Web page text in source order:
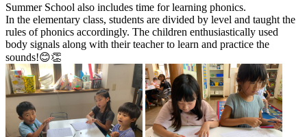
Summer School also includes time for learning phonics.
In the elementary class, students are divided by level and taught the
rules of phonics accordingly. The children enthusiastically used
body signals along with their teacher to learn and practice the
sounds!😊👏